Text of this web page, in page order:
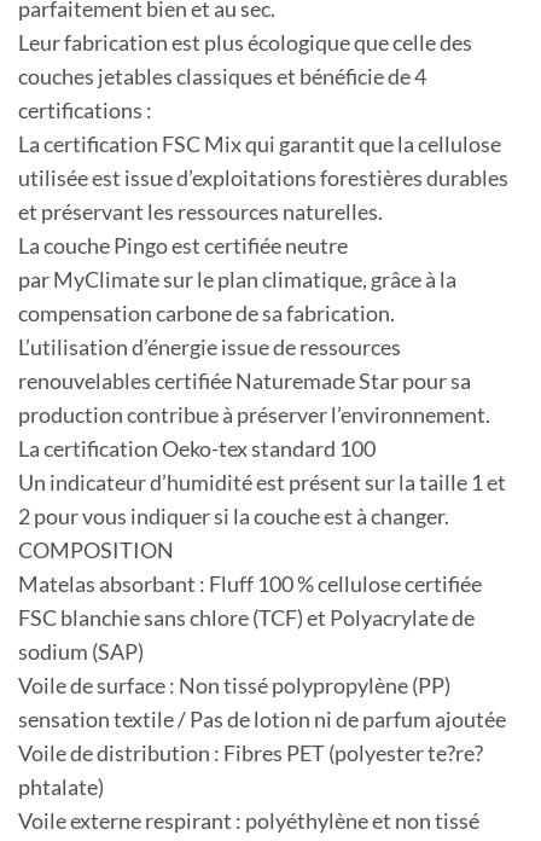
parfaitement bien et au sec.
Leur fabrication est plus écologique que celle des
couches jetables classiques et bénéficie de 4
certifications :
La certification FSC Mix qui garantit que la cellulose
utilisée est issue d’exploitations forestières durables
et préservant les ressources naturelles.
La couche Pingo est certifiée neutre
par MyClimate sur le plan climatique, grâce à la
compensation carbone de sa fabrication.
L’utilisation d’énergie issue de ressources
renouvelables certifiée Naturemade Star pour sa
production contribue à préserver l’environnement.
La certification Oeko-tex standard 100
Un indicateur d’humidité est présent sur la taille 1 et
2 pour vous indiquer si la couche est à changer.
COMPOSITION
Matelas absorbant : Fluff 100 % cellulose certifiée
FSC blanchie sans chlore (TCF) et Polyacrylate de
sodium (SAP)
Voile de surface : Non tissé polypropylène (PP)
sensation textile / Pas de lotion ni de parfum ajoutée
Voile de distribution : Fibres PET (polyester te?re?
phtalate)
Voile externe respirant : polyéthylène et non tissé